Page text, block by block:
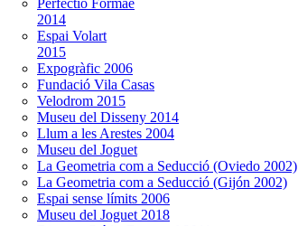
Perfectio Formae
2014
Espai Volart
2015
Expogràfic 2006
Fundació Vila Casas
Velodrom 2015
Museu del Disseny 2014
Llum a les Arestes 2004
Museu del Joguet
La Geometria com a Seducció (Oviedo 2002)
La Geometria com a Seducció (Gijón 2002)
Espai sense límits 2006
Museu del Joguet 2018